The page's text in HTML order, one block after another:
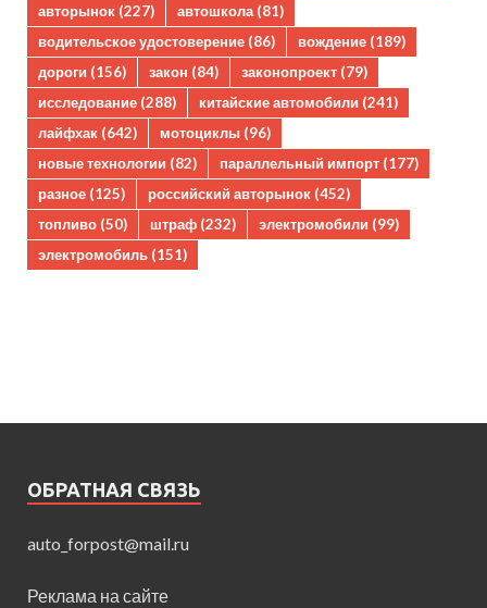
авторынок (227) автошкола(81)
водительское удостоверение (86) вождение (189)
дороги (156) закон (84) законопроект (79)
исследование (288) китайские автомобили (241)
лайфхак (642) мотоциклы (96)
новые технологии (82) параллельный импорт (177)
разное (125) российский авторынок (452)
топливо (50) штраф (232) электромобили (99)
электромобиль (151)
ОБРАТНАЯ СВЯЗЬ
auto_forpost@mail.ru
Реклама на сайте